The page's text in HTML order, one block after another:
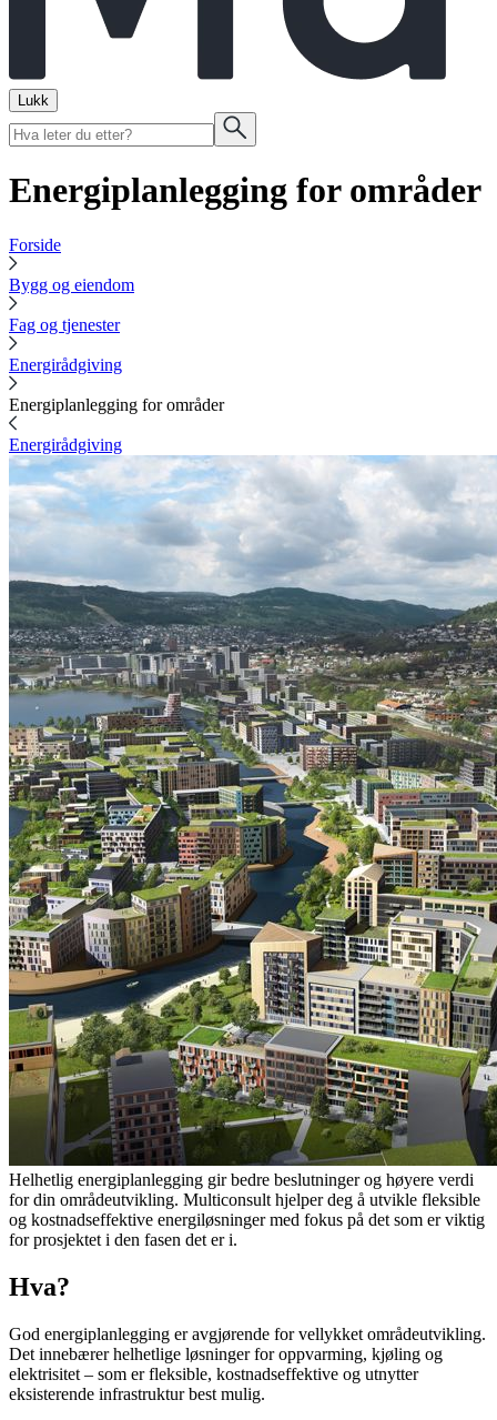
Lukk
Energiplanlegging for områder
Forside
Bygg og eiendom
Fag og tjenester
Energirådgiving
Energiplanlegging for områder
Energirådgiving
Helhetlig energiplanlegging gir bedre beslutninger og høyere verdi
for din områdeutvikling. Multiconsult hjelper deg å utvikle fleksible
og kostnadseffektive energiløsninger med fokus på det som er viktig
for prosjektet i den fasen det er i.
Hva?
God energiplanlegging er avgjørende for vellykket områdeutvikling.
Det innebærer helhetlige løsninger for oppvarming, kjøling og
elektrisitet – som er fleksible, kostnadseffektive og utnytter
eksisterende infrastruktur best mulig.